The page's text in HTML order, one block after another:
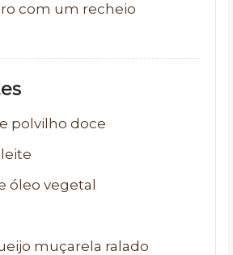
com um recheio
polvilho doce
óleo vegetal
muçarela ralado